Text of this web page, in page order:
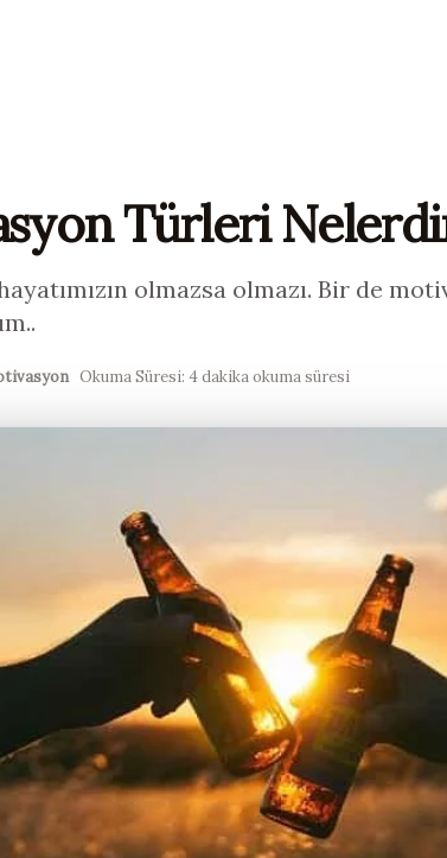
Türleri
olmazsa olmazı. Bir de
Okuma Süresi: 4 dakika okuma süresi